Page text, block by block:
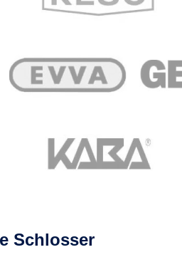
Schlosser